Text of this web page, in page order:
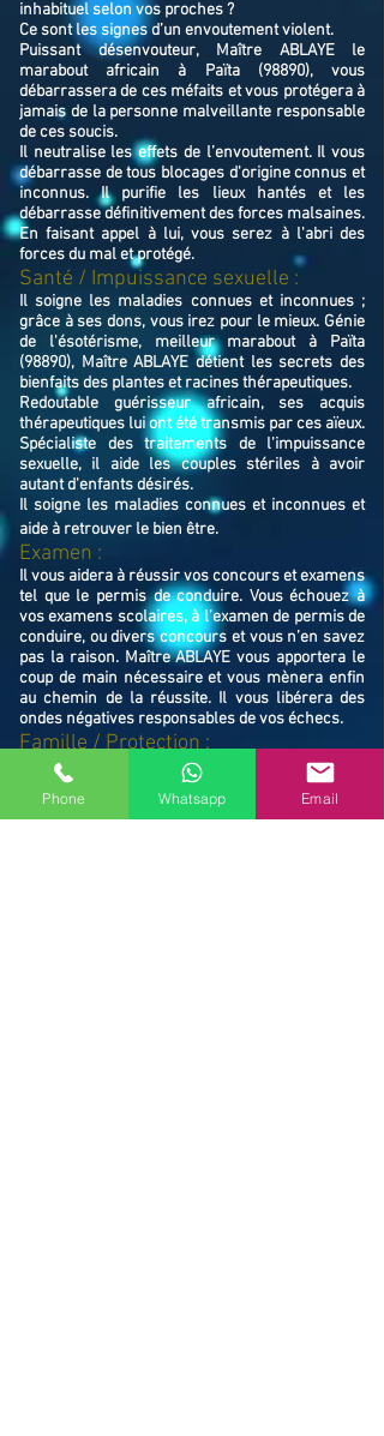
inhabituel selon vos proches ?
Ce sont les signes d’un envoutement violent.
Puissant désenvouteur,
Maître ABLAYE
le
marabout africain à Païta (98890),
vous
débarrassera de ces méfaits et vous protégera à
jamais de la personne malveillante responsable
de ces soucis.
Il neutralise les effets de l’envoutement. Il vous
débarrasse de tous blocages d'origine connus et
inconnus. Il purifie les lieux hantés et les
débarrasse définitivement des forces malsaines.
En faisant appel à lui, vous serez à l'abri des
forces du mal et protégé.
Santé / Impuissance sexuelle :
Il soigne les maladies connues et inconnues ;
grâce à ses dons, vous irez pour le mieux. Génie
de l'ésotérisme, meilleur marabout à Païta
(98890), Maître ABLAYE détient les secrets des
bienfaits des plantes et racines thérapeutiques.
Redoutable guérisseur africain, ses acquis
thérapeutiques lui ont été transmis par ces aïeux.
Spécialiste des traitements de l'impuissance
sexuelle, il aide les couples stériles à avoir
autant d'enfants désirés.
Il soigne les maladies connues et inconnues et
aide à retrouver le bien être.
Examen :
Il vous aidera à réussir vos concours et examens
tel que le permis de conduire. Vous échouez à
vos examens scolaires, à l’examen de permis de
conduire, ou divers concours et vous n’en savez
pas la raison. Maître ABLAYE vous apportera le
coup de main nécessaire et vous mènera enfin
au chemin de la réussite. Il vous libérera des
ondes négatives responsables de vos échecs.
Famille / Protection :
Il vous protégera vous et votre famille, et
resserrera vos liens en cas de rupture familiale.
Ne restez pas avec vos souffrances, consultez le
Phone Whatsapp Email